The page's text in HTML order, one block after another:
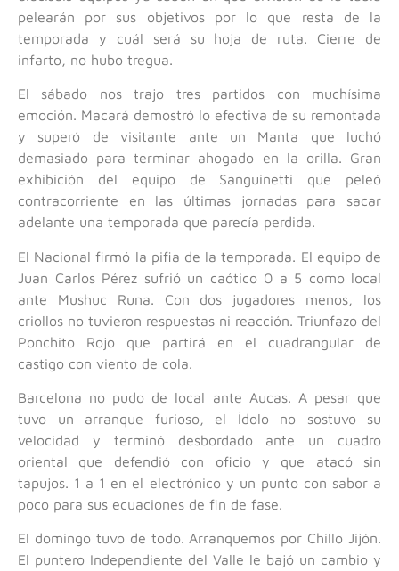
pelearán por sus objetivos por lo que resta de la
temporada y cuál será su hoja de ruta. Cierre de
infarto, no hubo tregua.
El sábado nos trajo tres partidos con muchísima
emoción. Macará demostró lo efectiva de su remontada
y superó de visitante ante un Manta que luchó
demasiado para terminar ahogado en la orilla. Gran
exhibición del equipo de Sanguinetti que peleó
contracorriente en las últimas jornadas para sacar
adelante una temporada que parecía perdida.
El Nacional firmó la pifia de la temporada. El equipo de
Juan Carlos Pérez sufrió un caótico 0 a 5 como local
ante Mushuc Runa. Con dos jugadores menos, los
criollos no tuvieron respuestas ni reacción. Triunfazo del
Ponchito Rojo que partirá en el cuadrangular de
castigo con viento de cola.
Barcelona no pudo de local ante Aucas. A pesar que
tuvo un arranque furioso, el Ídolo no sostuvo su
velocidad y terminó desbordado ante un cuadro
oriental que defendió con oficio y que atacó sin
tapujos. 1 a 1 en el electrónico y un punto con sabor a
poco para sus ecuaciones de fin de fase.
El domingo tuvo de todo. Arranquemos por Chillo Jijón.
El puntero Independiente del Valle le bajó un cambio y